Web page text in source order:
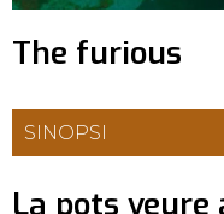
The furious
SINOPSI
La pots veure